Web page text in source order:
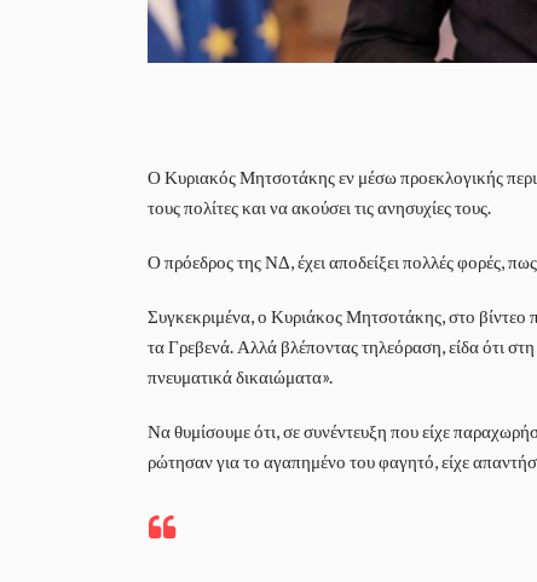
Ο Κυριακός Μητσοτάκης εν μέσω προεκλογικής
τους πολίτες και να ακούσει τις ανησυχίες τους.
Ο πρόεδρος της ΝΔ, έχει αποδείξει πολλές φορές,
Συγκεκριμένα, ο Κυριάκος Μητσοτάκης, στο
τα Γρεβενά. Αλλά βλέποντας τηλεόραση, είδα ότι
πνευματικά δικαιώματα».
Να θυμίσουμε ότι, σε συνέντευξη που είχε
ρώτησαν για το αγαπημένο του φαγητό, είχε